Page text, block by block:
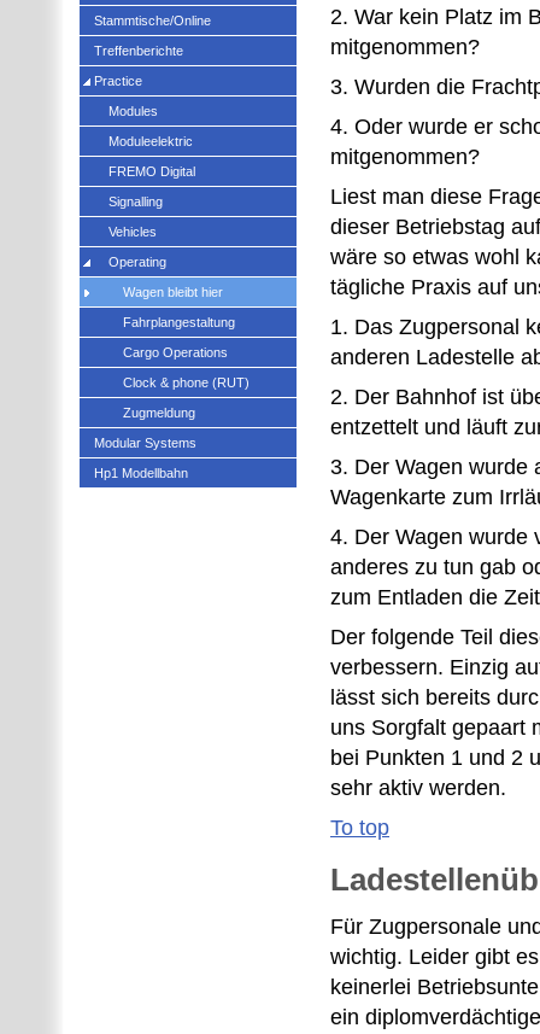
2. War kein Platz im
mitgenommen?
3. Wurden die
4. Oder wurde er
mitgenommen?
Liest man diese
dieser Betriebstag
wäre so etwas wohl
tägliche Praxis auf
1. Das Zugpersonal
anderen Ladestelle
2. Der Bahnhof ist
entzettelt und läuft
3. Der Wagen wurde
Wagenkarte zum
4. Der Wagen wurde
anderes zu tun gab
zum Entladen die
Der folgende Teil
verbessern. Einzig
lässt sich bereits
uns Sorgfalt gepaart
bei Punkten 1 und 2
sehr aktiv werden.
To top
Für Zugpersonale
wichtig. Leider gibt
keinerlei
ein
Stammtische/Online
Treffenberichte
Practice
Modules
Moduleelektric
FREMO Digital
Signalling
Vehicles
Operating
Wagen bleibt hier
Fahrplangestaltung
Cargo Operations
Clock & phone (RUT)
Zugmeldung
Modular Systems
Hp1 Modellbahn